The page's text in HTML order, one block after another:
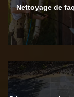
Nettoyage de